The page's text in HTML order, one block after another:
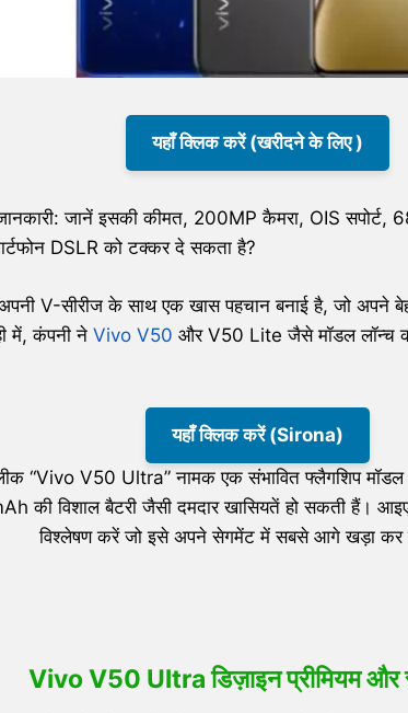
यहाँ क्लिक करें (खरीदने के लिए )
जानें इसकी कीमत, 200MP कैमरा, OIS सपोर्ट,
DSLR को टक्कर दे सकता है?
अपनी V-सीरीज के साथ एक खास पहचान बनाई है, जो अपने
में, कंपनी ने Vivo V50 और V50 Lite जैसे मॉडल लॉन्च
यहाँ क्लिक करें (Sirona)
“Vivo V50 Ultra” नामक एक संभावित फ्लैगशिप
की विशाल बैटरी जैसी दमदार खासियतें हो सकती हैं।
विश्लेषण करें जो इसे अपने सेगमेंट में सबसे आगे खड़ा कर
Vivo V50 Ultraडिज़ाइन प्रीमियम और